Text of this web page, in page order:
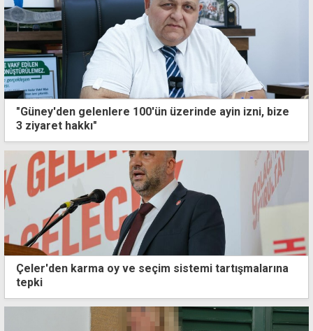
"Güney'den gelenlere 100'ün üzerinde ayin izni, bize
3 ziyaret hakkı"
Çeler'den karma oy ve seçim sistemi tartışmalarına
tepki